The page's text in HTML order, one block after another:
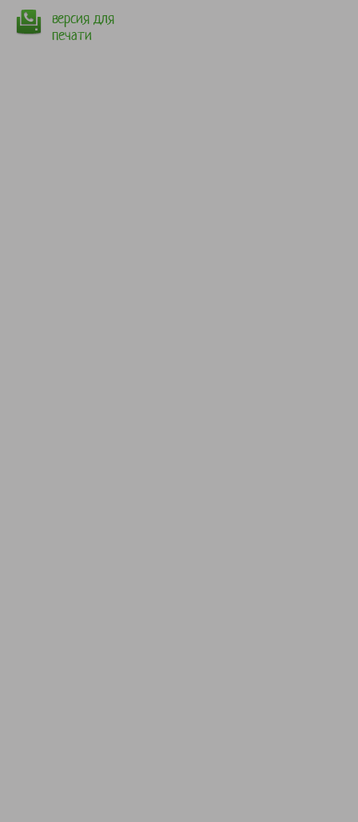
версия для
печати